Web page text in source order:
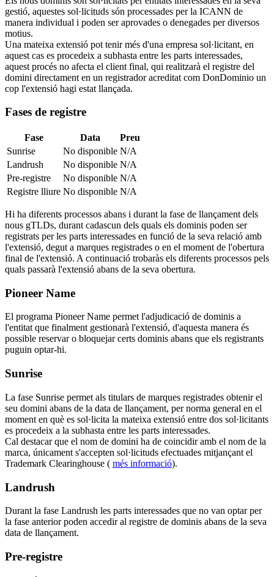
gestió, aquestes sol·licituds són processades per la ICANN de
manera individual i poden ser aprovades o denegades per diversos
motius.
Una mateixa extensió pot tenir més d'una empresa sol·licitant, en
aquest cas es procedeix a subhasta entre les parts interessades,
aquest procés no afecta el client final, qui realitzarà el registre del
domini directament en un registrador acreditat com DonDominio un
cop l'extensió hagi estat llançada.
Fases de registre
Fase Data
Preu
Sunrise
No disponible N/A
Landrush
No disponible N/A
Pre-registre
No disponible N/A
Registre lliure No disponible N/A
Hi ha diferents processos abans i durant la fase de llançament dels
nous gTLDs, durant cadascun dels quals els dominis poden ser
registrats per les parts interessades en funció de la seva relació amb
l'extensió, degut a marques registrades o en el moment de l'obertura
final de l'extensió. A continuació trobaràs els diferents processos pels
quals passarà l'extensió abans de la seva obertura.
Pioneer Name
El programa Pioneer Name permet l'adjudicació de dominis a
l'entitat que finalment gestionarà l'extensió, d'aquesta manera és
possible reservar o bloquejar certs dominis abans que els registrants
puguin optar-hi.
Sunrise
La fase Sunrise permet als titulars de marques registrades obtenir el
seu domini abans de la data de llançament, per norma general en el
moment en què es sol·licita la mateixa extensió entre dos sol·licitants
es procedeix a la subhasta entre les parts interessades.
Cal destacar que el nom de domini ha de coincidir amb el nom de la
marca, únicament s'accepten sol·licituds efectuades mitjançant el
Trademark Clearinghouse ( més informació).
Landrush
Durant la fase Landrush les parts interessades que no van optar per
la fase anterior poden accedir al registre de dominis abans de la seva
data de llançament.
Pre-registre